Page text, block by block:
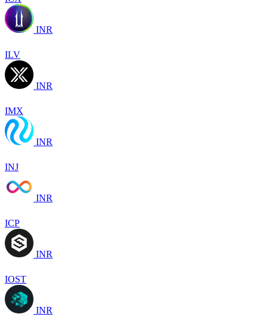
INR
ILV
INR
IMX
INR
INJ
INR
ICP
INR
IOST
INR